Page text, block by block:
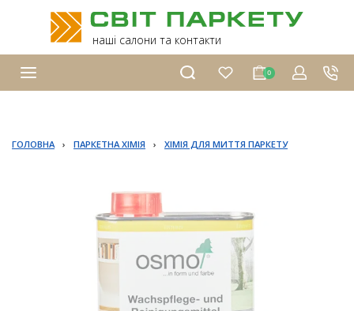
наші салони та контакти
0
ГОЛОВНА › ПАРКЕТНА ХІМІЯ › ХІМІЯ ДЛЯ МИТТЯ ПАРКЕТУ